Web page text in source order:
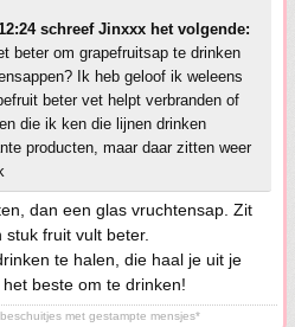
schreef Jinxxx het volgende:
beter om grapefruitsap te drinken
Ik heb geloof ik weleens
beter vet helpt verbranden of
die ik ken die lijnen drinken
producten, maar daar zitten weer
dan een glas vruchtensap. Zit
fruit vult beter.
te halen, die haal je uit je
beste om te drinken!
met gestampte mensjes*